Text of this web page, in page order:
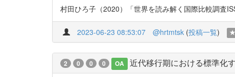
村田ひろ子（2020）「世界を読み解く国際比較調査
2023-06-23 08:53:07 @hrtmtsk (投稿一覧)
2 0 0 0 OA 近代移行期における標準化